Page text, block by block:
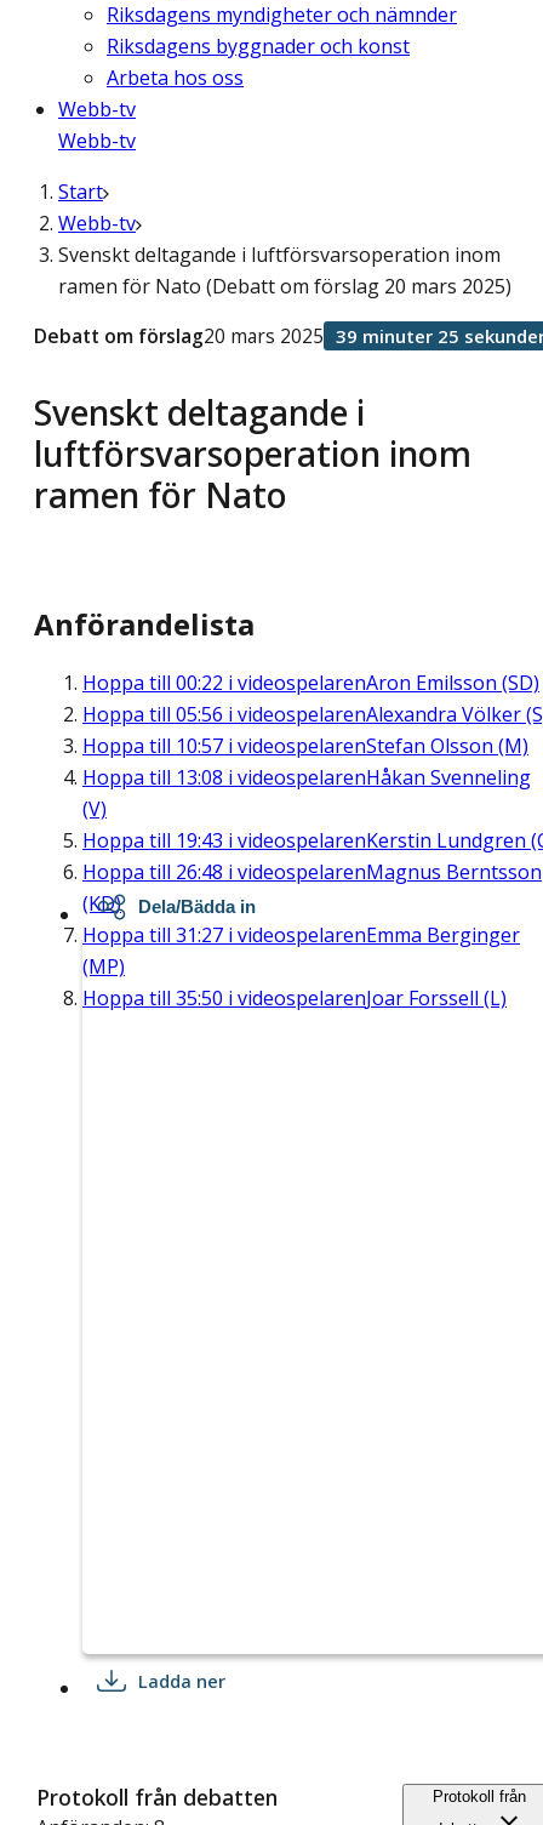
Riksdagens myndigheter och nämnder
Riksdagens byggnader och konst
Arbeta hos oss
Webb-tv
Webb-tv
Start
Webb-tv
Svenskt deltagande i luftförsvarsoperation inom
ramen för Nato (Debatt om förslag 20 mars 2025)
Svenskt deltagande i
luftförsvarsoperation inom
ramen för Nato
Debatt om förslag20 mars 2025 39 minuter 25
Anförandelista
Hoppa till 00:22 i videospelarenAron Emilsson (SD)
Hoppa till 05:56 i videospelarenAlexandra Völker
Hoppa till 10:57 i videospelarenStefan Olsson (M)
Hoppa till 13:08 i videospelarenHåkan Svenneling
(V)
Hoppa till 19:43 i videospelarenKerstin Lundgren
Hoppa till 26:48 i videospelarenMagnus Berntsson
(KD)
Hoppa till 31:27 i videospelarenEmma Berginger
(MP)
Hoppa till 35:50 i videospelarenJoar Forssell (L)
Dela/Bädda in
Ladda ner
Protokoll från debatten
Protokoll från